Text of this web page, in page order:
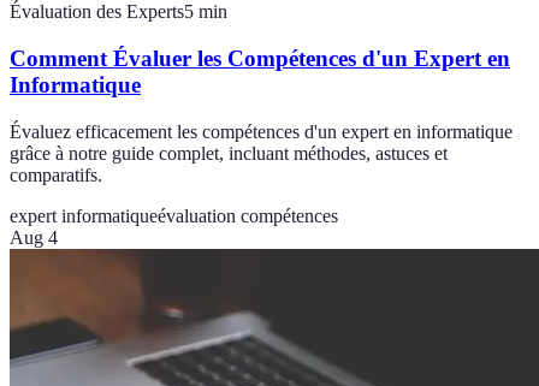
Évaluation des Experts5 min
Comment Évaluer les Compétences d'un Expert en
Informatique
Évaluez efficacement les compétences d'un expert en informatique
grâce à notre guide complet, incluant méthodes, astuces et
comparatifs.
expert informatiqueévaluation compétences
Aug 4